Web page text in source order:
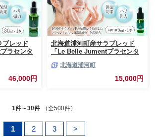
ブレッド
ラセンタ
46,000円
北海道浦河町産サラブレッド
「Le Belle Jumentプラセンタ
北海道浦河町
15,000円
1件～30件 （全500件）
1 2 3 >